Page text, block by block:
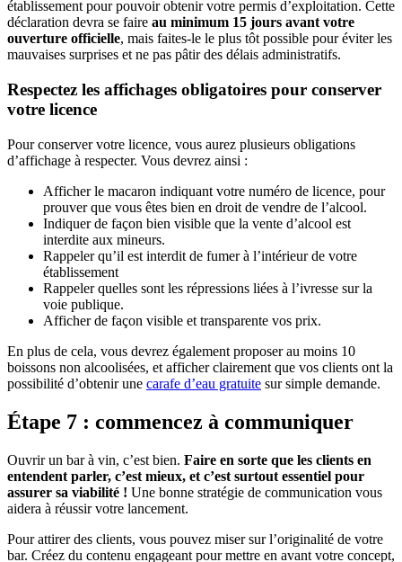
établissement pour pouvoir obtenir votre permis d’exploitation. Cette
déclaration devra se faire au minimum 15 jours avant votre
ouverture officielle, mais faites-le le plus tôt possible pour éviter les
mauvaises surprises et ne pas pâtir des délais administratifs.
Respectez les affichages obligatoires pour conserver
votre licence
Pour conserver votre licence, vous aurez plusieurs obligations
d’affichage à respecter. Vous devrez ainsi :
Afficher le macaron indiquant votre numéro de licence, pour
prouver que vous êtes bien en droit de vendre de l’alcool.
Indiquer de façon bien visible que la vente d’alcool est
interdite aux mineurs.
Rappeler qu’il est interdit de fumer à l’intérieur de votre
établissement
Rappeler quelles sont les répressions liées à l’ivresse sur la
voie publique.
Afficher de façon visible et transparente vos prix.
En plus de cela, vous devrez également proposer au moins 10
boissons non alcoolisées, et afficher clairement que vos clients ont la
possibilité d’obtenir une carafe d’eau gratuite sur simple demande.
Étape 7 : commencez à communiquer
Ouvrir un bar à vin, c’est bien. Faire en sorte que les clients en
entendent parler, c’est mieux, et c’est surtout essentiel pour
assurer sa viabilité ! Une bonne stratégie de communication vous
aidera à réussir votre lancement.
Pour attirer des clients, vous pouvez miser sur l’originalité de votre
bar. Créez du contenu engageant pour mettre en avant votre concept,